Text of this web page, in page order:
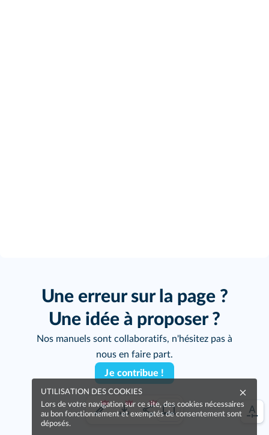
Une erreur sur la page ?
Une idée à proposer ?
Nos manuels sont collaboratifs, n'hésitez pas à
nous en faire part.
Je contribue !
UTILISATION DES COOKIES
Lors de votre navigation sur ce site, des cookies nécessaires
au bon fonctionnement et exemptés de consentement sont
déposés.